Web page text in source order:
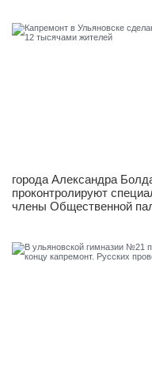
города Александра
проконтролируют
члены Общественной